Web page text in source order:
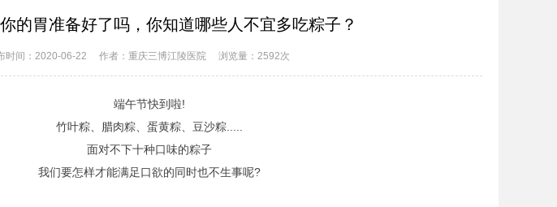
的胃准备好了吗，你知道哪些人不宜多吃粽子？
时间：2020-06-22 作者：重庆三博江陵医院 浏览量： 2592次
端午节快到啦!
竹叶粽、腊肉粽、蛋黄粽、豆沙粽.....
面对不下十种口味的粽子
我们要怎样才能满足口欲的同时也不生事呢?